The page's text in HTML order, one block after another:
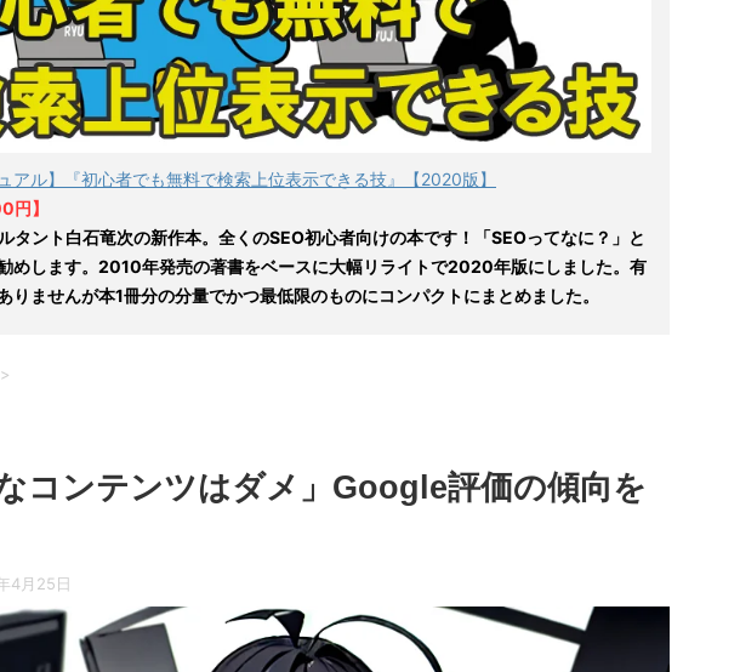
ュアル】『初心者でも無料で検索上位表示できる技』【2020版】
円】
タント白石竜次の新作本。全くのSEO初心者向けの本です！「SEOってなに？」と
めします。2010年発売の著書をベースに大幅リライトで2020年版にしました。有
りませんが本1冊分の分量でかつ最低限のものにコンパクトにまとめました。
>
なコンテンツはダメ」Google評価の傾向を
4月25日